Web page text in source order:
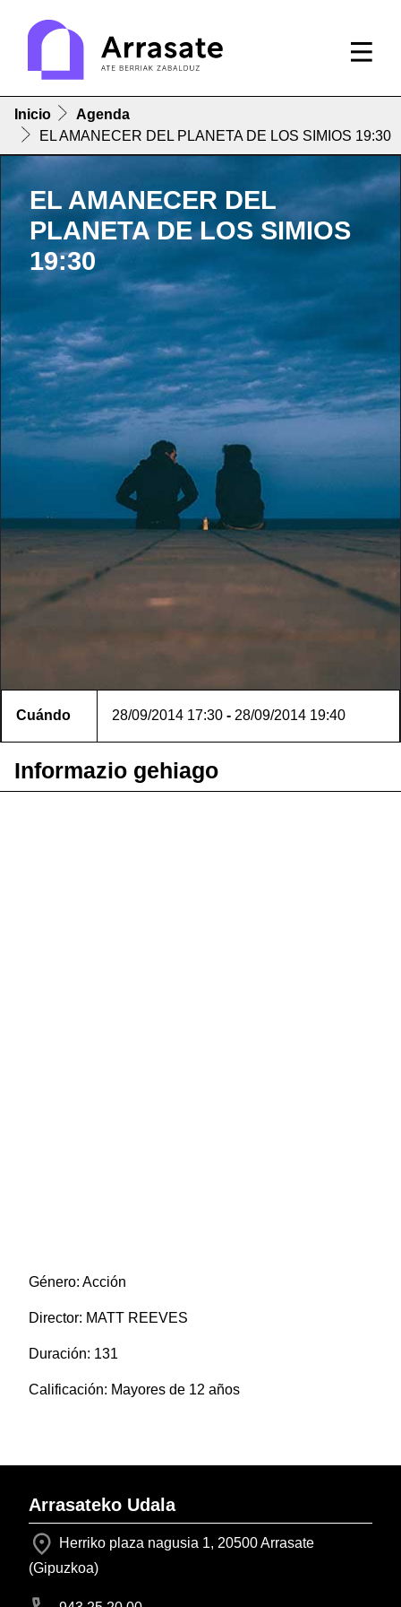
Inicio
Agenda
EL AMANECER DEL PLANETA DE LOS SIMIOS 19:30
EL AMANECER DEL
PLANETA DE LOS SIMIOS
19:30
Cuándo 28/09/2014 17:30 - 28/09/2014 19:40
Informazio gehiago
Género: Acción
Director: MATT REEVES
Duración: 131
Calificación: Mayores de 12 años
Arrasateko Udala
Herriko plaza nagusia 1, 20500 Arrasate
(Gipuzkoa)